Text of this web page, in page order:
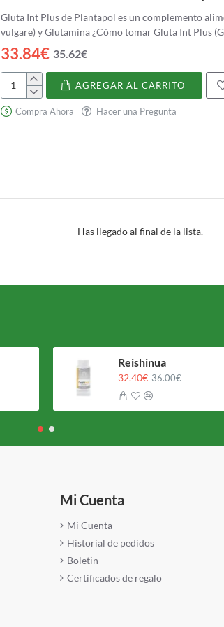
Gluta Int Plus de Plantapol es un complemento
vulgare) y Glutamina ¿Cómo tomar
33.84€ 35.62€
Gluta
Int
AGREGAR AL CARRITO
Compra Ahora Hacer una Pregunta
Has llegado al final de la lista.
Reishinua
32.40€ 36.00€
Mi Cuenta
Mi Cuenta
Historial de pedidos
Boletin
Certificados de regalo